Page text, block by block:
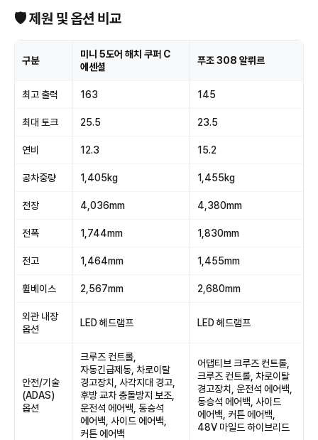
🛡 제원 및 옵션 비교
구분
미니 5도어 해치 쿠퍼 C
에센셜
푸조 308 알뤼르
최고 출력 163 145
최대 토크 25.5 23.5
연비 12.3 15.2
공차중량 1,405kg 1,455kg
전장 4,036mm 4,380mm
전폭 1,744mm 1,830mm
전고 1,464mm 1,455mm
휠베이스 2,567mm 2,680mm
외관 내장
옵션
LED 헤드램프 LED 헤드램프
안전/기술
(ADAS)
옵션
크루즈 컨트롤,
자동긴급제동, 차로이탈
경고장치, 사각지대 경고,
후방 교차 충돌방지 보조,
운전석 에어백, 동승석
에어백, 사이드 에어백,
커튼 에어백
어댑티브 크루즈 컨트롤,
크루즈 컨트롤, 차로이탈
경고장치, 운전석 에어백,
동승석 에어백, 사이드
에어백, 커튼 에어백,
48V 마일드 하이브리드